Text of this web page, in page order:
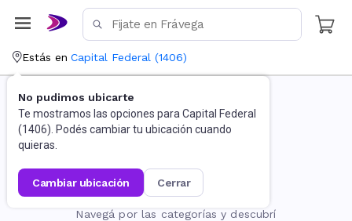
Estás en Capital Federal (1406)
No pudimos ubicarte
Te mostramos las opciones para Capital Federal
(1406). Podés cambiar tu ubicación cuando
quieras.
cambiar ubicación cerrar
La página no existe
Navegá por las categorías y descubrí